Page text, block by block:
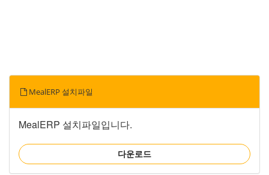
MealERP 설치파일
MealERP 설치파일입니다.
다운로드